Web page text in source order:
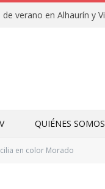
QUIÉNES SOMOS
en color Morado